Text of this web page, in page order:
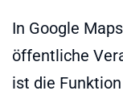
In Google
öffentliche
ist die